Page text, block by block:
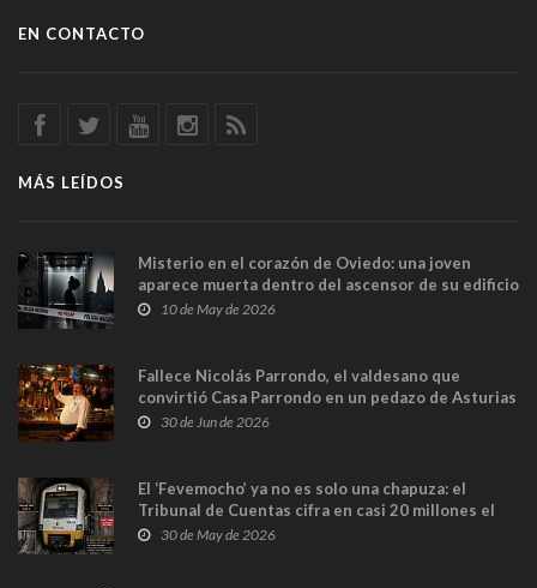
EN CONTACTO
MÁS LEÍDOS
Misterio en el corazón de Oviedo: una joven
aparece muerta dentro del ascensor de su edificio
y las cámaras captan sus últimos minutos
10 de May de 2026
Fallece Nicolás Parrondo, el valdesano que
convirtió Casa Parrondo en un pedazo de Asturias
en Madrid
30 de Jun de 2026
El ‘Fevemocho’ ya no es solo una chapuza: el
Tribunal de Cuentas cifra en casi 20 millones el
sobrecoste de los trenes que no cabían por los
30 de May de 2026